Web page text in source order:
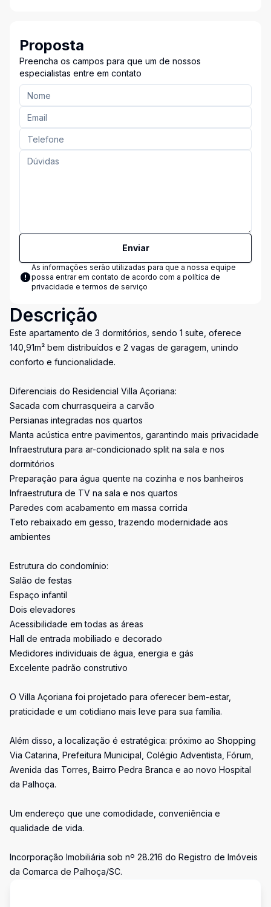
Proposta
Preencha os campos para que um de nossos
especialistas entre em contato
Enviar
As informações serão utilizadas para que a nossa equipe
possa entrar em contato de acordo com a política de
privacidade e termos de serviço
Descrição
Este apartamento de 3 dormitórios, sendo 1 suíte, oferece
140,91m² bem distribuídos e 2 vagas de garagem, unindo
conforto e funcionalidade.
Diferenciais do Residencial Villa Açoriana:
Sacada com churrasqueira a carvão
Persianas integradas nos quartos
Manta acústica entre pavimentos, garantindo mais privacidade
Infraestrutura para ar-condicionado split na sala e nos
dormitórios
Preparação para água quente na cozinha e nos banheiros
Infraestrutura de TV na sala e nos quartos
Paredes com acabamento em massa corrida
Teto rebaixado em gesso, trazendo modernidade aos
ambientes
Estrutura do condomínio:
Salão de festas
Espaço infantil
Dois elevadores
Acessibilidade em todas as áreas
Hall de entrada mobiliado e decorado
Medidores individuais de água, energia e gás
Excelente padrão construtivo
O Villa Açoriana foi projetado para oferecer bem-estar,
praticidade e um cotidiano mais leve para sua família.
Além disso, a localização é estratégica: próximo ao Shopping
Via Catarina, Prefeitura Municipal, Colégio Adventista, Fórum,
Avenida das Torres, Bairro Pedra Branca e ao novo Hospital
da Palhoça.
Um endereço que une comodidade, conveniência e
qualidade de vida.
Incorporação Imobiliária sob nº 28.216 do Registro de Imóveis
da Comarca de Palhoça/SC.